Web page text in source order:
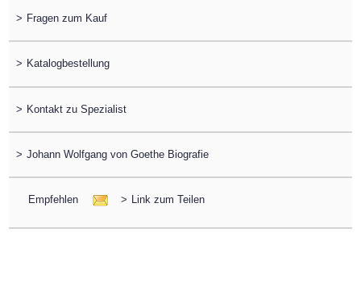
> Fragen zum Kauf
> Katalogbestellung
> Kontakt zu Spezialist
> Johann Wolfgang von Goethe Biografie
Empfehlen > Link zum Teilen